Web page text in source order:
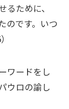
ために、
のです。いつ
ワードをし
ウロの諭し